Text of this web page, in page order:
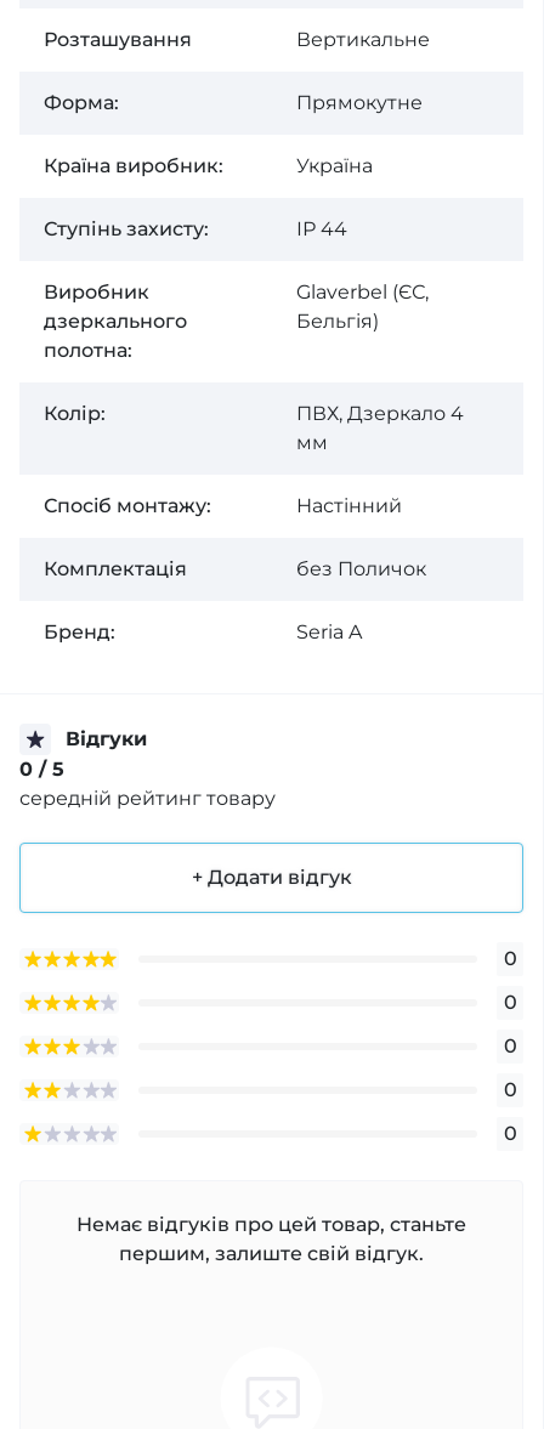
Розташування Вертикальне
Форма: Прямокутне
Країна виробник: Україна
Ступінь захисту: ІР 44
Виробник
дзеркального
полотна:
Glaverbel (ЄС,
Бельгія)
Колір:
ПВХ, Дзеркало 4
мм
Спосiб монтажу: Настінний
Комплектація без Поличок
Бренд: Seria A
Відгуки
0 / 5
середній рейтинг товару
+ Додати відгук
0
0
0
0
0
Немає відгуків про цей товар, станьте
першим, залиште свій відгук.